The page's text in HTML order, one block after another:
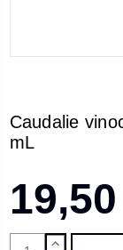
Caudalie
mL
AUMENTAR